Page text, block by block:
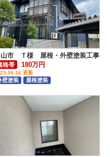
市 Ｔ様 屋根・外壁塗装工事
格帯 180万円
更新
壁塗装 屋根塗装